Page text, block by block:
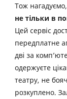
Тож
не тільки в
Цей сервіс
передплатне
дві за
одержуєте
театру, не
розкуплено.